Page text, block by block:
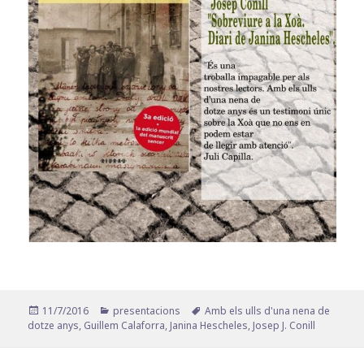
Publicat
el
11/7/2016 Categories
presentacions Etiquetes
Amb els ulls d'una nena de
dotze anys, Guillem Calaforra, Janina Hescheles, Josep J. Conill